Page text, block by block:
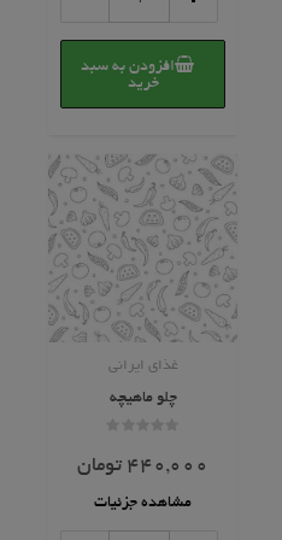
اقتصادی
عدد
افزودن به سبد
خرید
غذای ایرانی
چلو ماهیچه
0
از
440,000 تومان
مشاهده جزئیات